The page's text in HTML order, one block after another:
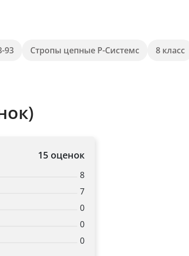
93 Стропы цепные Р-Системс 8 класс
15 оценок
8
7
0
0
0